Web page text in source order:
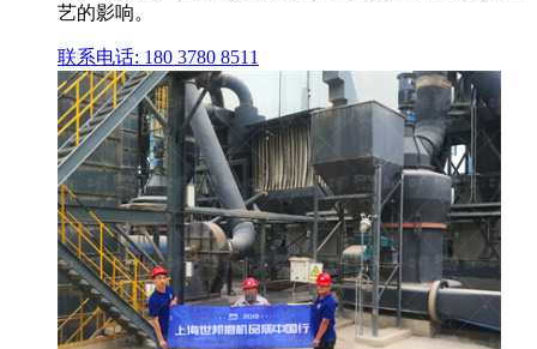
艺的影响。
联系电话: 180 3780 8511